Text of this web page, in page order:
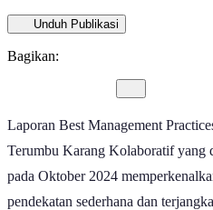
Unduh Publikasi
Bagikan:
Laporan Best Management
Terumbu Karang Kolaboratif yang
pada Oktober 2024
pendekatan sederhana dan